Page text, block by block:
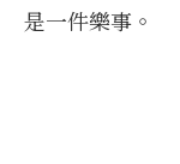
是一件樂事。